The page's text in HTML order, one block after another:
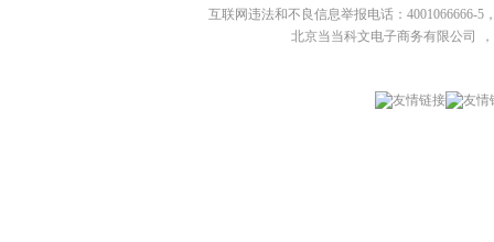
互联网违法和不良信息举报电话：4001066666-5
北京当当科文电子商务有限公司